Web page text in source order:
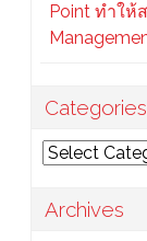
Point ทำให้
Categories
Categories
Archives